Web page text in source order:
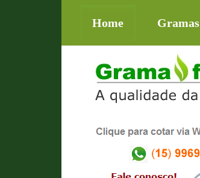
Home(current)Gramas